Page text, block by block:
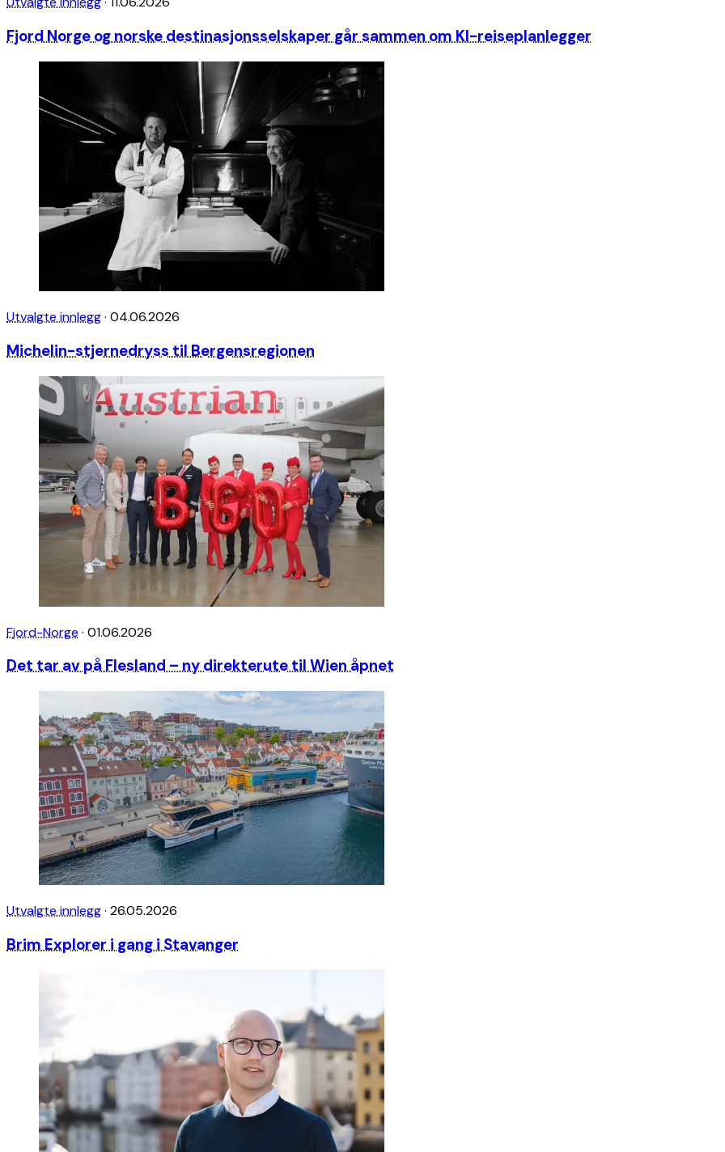
Fjord Norge og norske destinasjonsselskaper går sammen om KI-reiseplanlegger
Utvalgte innlegg· 04.06.2026
Michelin-stjernedryss til Bergensregionen
Fjord-Norge · 01.06.2026
Det tar av på Flesland – ny direkterute til Wien åpnet
Utvalgte innlegg· 26.05.2026
Brim Explorer i gang i Stavanger